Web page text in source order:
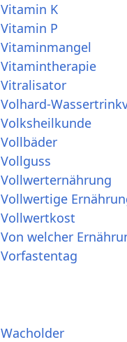
Vitamin K
Vitamin P
Vitaminmangel
Vitamintherapie
Vitralisator
Volhard-
Volksheilkunde
Vollbäder
Vollguss
Vollwerternährung
Vollwertige
Vollwertkost
Von welcher
Vorfastentag
Wacholder